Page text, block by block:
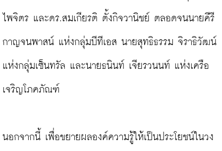
ไพจิตร และดร.สมเกียรติ ตั้งกิจวานิชย์ ตลอดจนนายคีรี
กาญจนพาสน์ แห่งกลุ่มบีทีเอส นายสุทธิธรรม จิราธิวัฒน์
แห่งกลุ่มเซ็นทรัล และนายธนินท์ เจียรวนนท์ แห่งเครือ
เจริญโภคภัณฑ์
นอกจากนี้ เพื่อขยายผลองค์ความรู้ให้เป็นประโยชน์ในวง